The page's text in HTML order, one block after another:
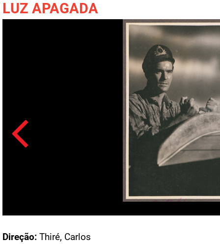
LUZ APAGADA
Direção: Thiré, Carlos